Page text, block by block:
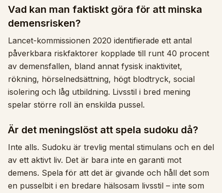
Vad kan man faktiskt göra för att minska
demensrisken?
Lancet-kommissionen 2020 identifierade ett antal
påverkbara riskfaktorer kopplade till runt 40 procent
av demensfallen, bland annat fysisk inaktivitet,
rökning, hörselnedsättning, högt blodtryck, social
isolering och låg utbildning. Livsstil i bred mening
spelar större roll än enskilda pussel.
Är det meningslöst att spela sudoku då?
Inte alls. Sudoku är trevlig mental stimulans och en del
av ett aktivt liv. Det är bara inte en garanti mot
demens. Spela för att det är givande och håll det som
en pusselbit i en bredare hälsosam livsstil – inte som